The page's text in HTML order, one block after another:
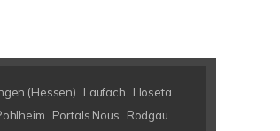
(Hessen) Laufach
Lloseta
Portals Nous
Rodgau